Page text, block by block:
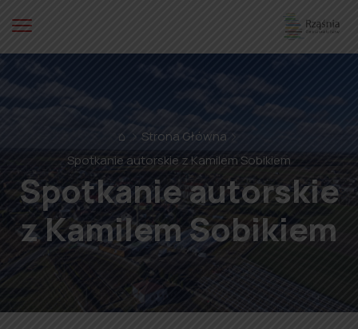
⌂
Strona Główna
Spotkanie autorskie z Kamilem Sobikiem
Spotkanie autorskie
z Kamilem Sobikiem